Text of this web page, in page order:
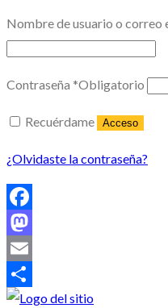
Nombre de usuario o correo
Contraseña *Obligatorio
Recuérdame Acceso
¿Olvidaste la contraseña?
Facebook
Mastodon
Email
Share